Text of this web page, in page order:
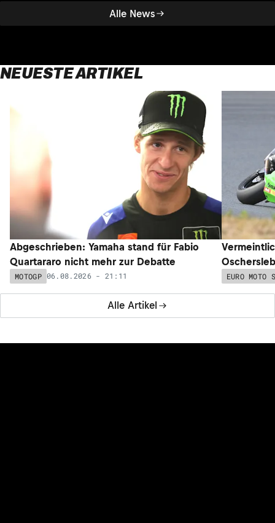
Alle News
NEUESTE ARTIKEL
Alle Artikel
Abgeschrieben: Yamaha stand für Fabio
Quartararo nicht mehr zur Debatte
MOTOGP 06.08.2026 - 21:11 EURO MOTO